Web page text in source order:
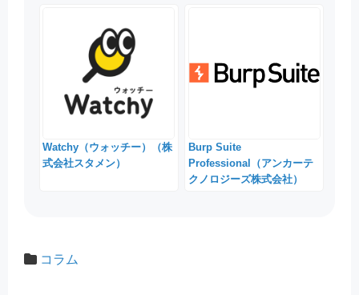
Watchy（ウォッチー）（株
式会社スタメン）
Burp Suite
Professional（アンカーテ
クノロジーズ株式会社）
コラム